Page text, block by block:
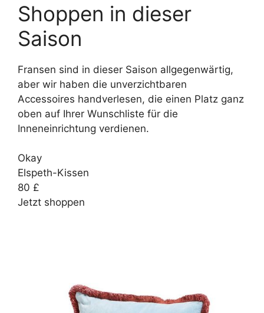
Shoppen in dieser
Saison
Fransen sind in dieser Saison allgegenwärtig,
aber wir haben die unverzichtbaren
Accessoires handverlesen, die einen Platz ganz
oben auf Ihrer Wunschliste für die
Inneneinrichtung verdienen.
Okay
Elspeth-Kissen
80 £
Jetzt shoppen